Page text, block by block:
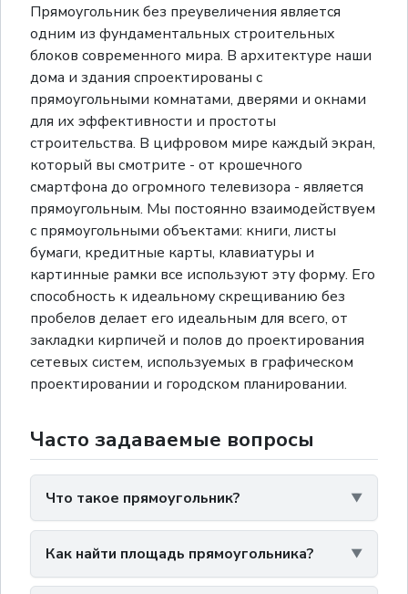
Прямоугольник без преувеличения является
одним из фундаментальных строительных
блоков современного мира. В архитектуре наши
дома и здания спроектированы с
прямоугольными комнатами, дверями и окнами
для их эффективности и простоты
строительства. В цифровом мире каждый экран,
который вы смотрите - от крошечного
смартфона до огромного телевизора - является
прямоугольным. Мы постоянно взаимодействуем
с прямоугольными объектами: книги, листы
бумаги, кредитные карты, клавиатуры и
картинные рамки все используют эту форму. Его
способность к идеальному скрещиванию без
пробелов делает его идеальным для всего, от
закладки кирпичей и полов до проектирования
сетевых систем, используемых в графическом
проектировании и городском планировании.
Часто задаваемые вопросы
Что такое прямоугольник?
Как найти площадь прямоугольника?